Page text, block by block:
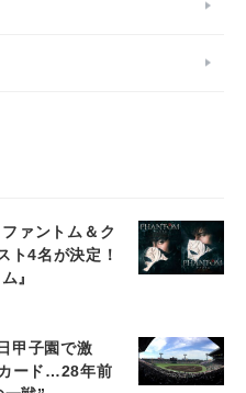
ァントム＆ク
ト4名が決定！
』
甲子園で激
ード…28年前